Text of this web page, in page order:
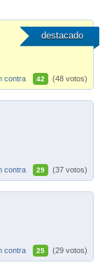
destacado
contra 42 (48 votos)
contra 29 (37 votos)
contra 25 (29 votos)